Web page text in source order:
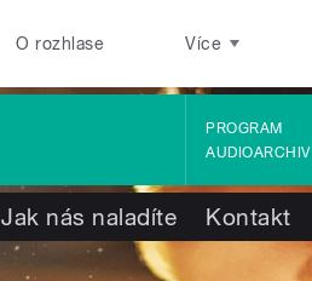
O rozhlase Více
PROGRAM
AUDIOARCHIV
Jak nás naladíte Kontakt